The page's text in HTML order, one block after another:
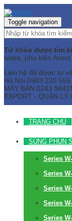
Toggle navigation
Từ khóa được tìm
Iwata, phụ kiện
Liên hệ để được tư
Hà Nội 0983 220
MÁY BÀN 0243
EXPORT - QUẢN LÝ
TRANG CHỦ
SÚNG PHUN
Series
Series
Series
Series
Series